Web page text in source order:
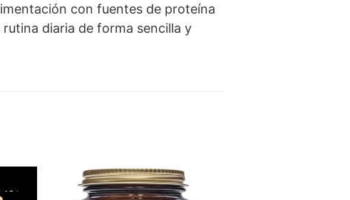
con fuentes de proteína
diaria de forma sencilla y